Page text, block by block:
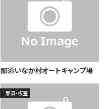
那須いなか村オートキャンプ場
那須・板室